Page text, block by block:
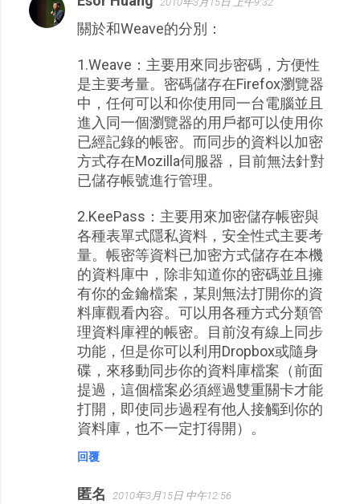
關於和Weave的分別：
1.Weave：主要用來同步密碼，方便性
是主要考量。密碼儲存在Firefox瀏覽器
中，任何可以和你使用同一台電腦並且
進入同一個瀏覽器的用戶都可以使用你
已經記錄的帳密。而同步的資料以加密
方式存在Mozilla伺服器，目前無法針對
已儲存帳號進行管理。
2.KeePass：主要用來加密儲存帳密與
各種表單式隱私資料，安全性式主要考
量。帳密等資料已加密方式儲存在本機
的資料庫中，除非知道你的密碼並且擁
有你的金鑰檔案，某則無法打開你的資
料庫觀看內容。可以用各種方式分類管
理資料庫裡的帳密。目前沒有線上同步
功能，但是你可以利用Dropbox或隨身
碟，來移動同步你的資料庫檔案（前面
提過，這個檔案必須經過雙重關卡才能
打開，即使同步過程有他人接觸到你的
資料庫，也不一定打得開）。
回覆
匿名 2010年3月15日 中午12:56